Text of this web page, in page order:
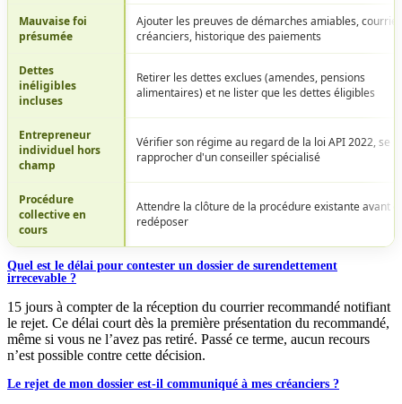
Mauvaise foi
présumée
Ajouter les preuves de démarches amiables,
créanciers, historique des paiements
Dettes
inéligibles
incluses
Retirer les dettes exclues (amendes, pensions
alimentaires) et ne lister que les dettes éligibles
Entrepreneur
individuel hors
champ
Vérifier son régime au regard de la loi API 2022, se
rapprocher d'un conseiller spécialisé
Procédure
collective en
cours
Attendre la clôture de la procédure existante avant
redéposer
Quel est le délai pour contester un dossier de surendettement
irrecevable ?
15 jours à compter de la réception du courrier recommandé notifiant
le rejet. Ce délai court dès la première présentation du recommandé,
même si vous ne l’avez pas retiré. Passé ce terme, aucun recours
n’est possible contre cette décision.
Le rejet de mon dossier est-il communiqué à mes créanciers ?